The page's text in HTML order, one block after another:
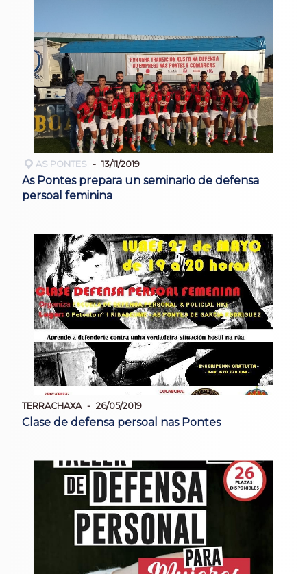
AS PONTES 13/11/2019
As Pontes prepara un seminario de defensa
persoal feminina
TERRACHAXA 26/05/2019
Clase de defensa persoal nas Pontes